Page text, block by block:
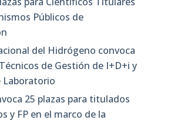
Públicos de
del Hidrógeno convoca
de Gestión de I+D+i y
Laboratorio
25 plazas para titulados
y FP en el marco de la